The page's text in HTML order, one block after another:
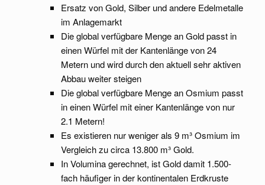
Ersatz von Gold, Silber und andere Edelmetalle
im Anlagemarkt
Die global verfügbare Menge an Gold passt in
einen Würfel mit der Kantenlänge von 24
Metern und wird durch den aktuell sehr aktiven
Abbau weiter steigen
Die global verfügbare Menge an Osmium passt
in einen Würfel mit einer Kantenlänge von nur
2.1 Metern!
Es existieren nur weniger als 9 m³ Osmium im
Vergleich zu circa 13.800 m³ Gold.
In Volumina gerechnet, ist Gold damit 1.500-
fach häufiger in der kontinentalen Erdkruste